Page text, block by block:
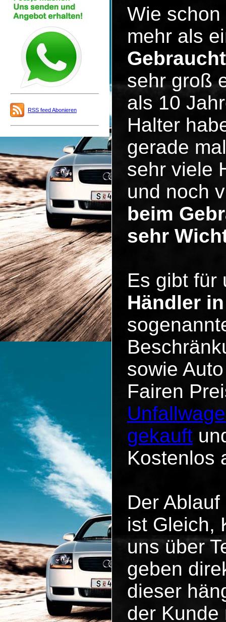
RSS feed Abonieren
Wie
mehr als
sehr groß
als 10
Halter
gerade
sehr viele
und noch
beim
sehr
Es gibt
Händler
sowie
Fairen
gekauft
Kostenlos
Der
ist Gleich,
uns über
geben
dieser
der